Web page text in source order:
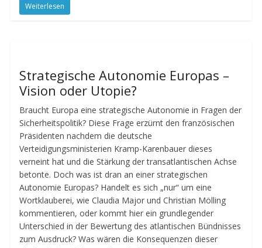
Weiterlesen
Strategische Autonomie Europas –
Vision oder Utopie?
Braucht Europa eine strategische Autonomie in Fragen der
Sicherheitspolitik? Diese Frage erzürnt den französischen
Präsidenten nachdem die deutsche
Verteidigungsministerien Kramp-Karenbauer dieses
verneint hat und die Stärkung der transatlantischen Achse
betonte. Doch was ist dran an einer strategischen
Autonomie Europas? Handelt es sich „nur“ um eine
Wortklauberei, wie Claudia Major und Christian Mölling
kommentieren, oder kommt hier ein grundlegender
Unterschied in der Bewertung des atlantischen Bündnisses
zum Ausdruck? Was wären die Konsequenzen dieser